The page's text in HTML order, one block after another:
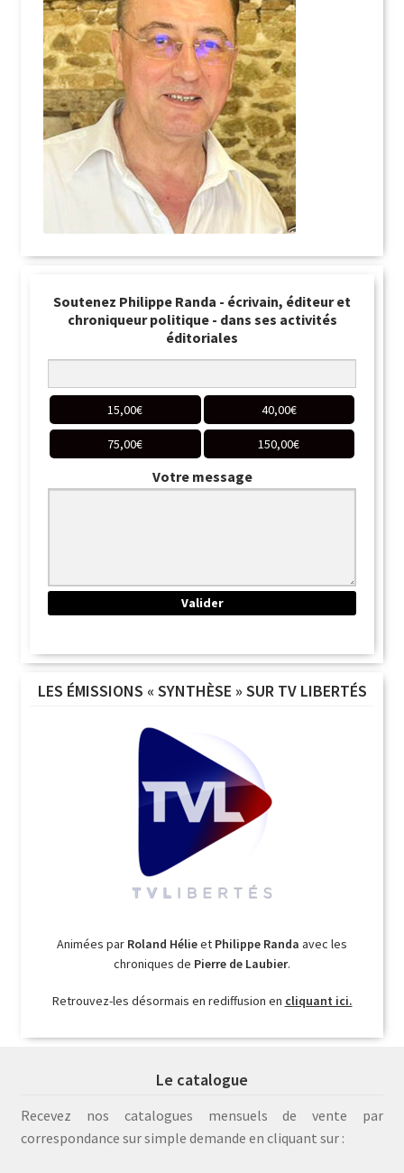
Soutenez Philippe Randa - écrivain, éditeur et
chroniqueur politique - dans ses activités
éditoriales
15,00€ 40,00€
75,00€ 150,00€
Votre message
LES ÉMISSIONS « SYNTHÈSE » SUR TV LIBERTÉS
Animées par Roland Hélieet Philippe Randa avec les
chroniques de Pierre de Laubier.
Retrouvez-les désormais en rediffusion en cliquant ici.
Le catalogue
Recevez nos catalogues mensuels de vente par
correspondance sur simple demande en cliquant sur :